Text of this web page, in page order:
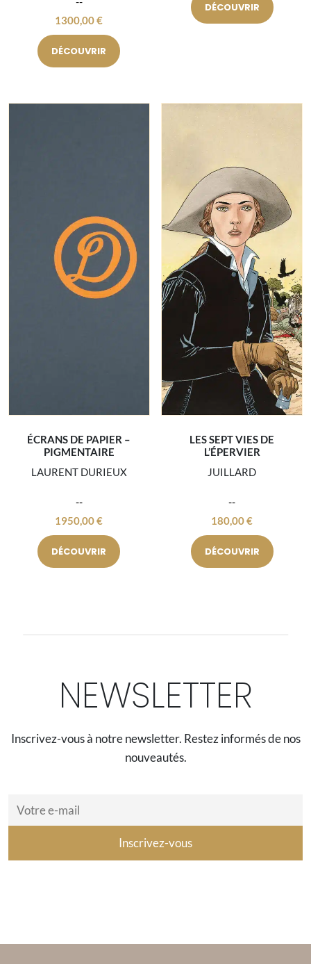
1300,00€
DÉCOUVRIR
DÉCOUVRIR
ÉCRANS DE PAPIER –
PIGMENTAIRE
1950,00€
LAURENT DURIEUX
DÉCOUVRIR
LES SEPT VIES DE
L’ÉPERVIER
180,00€
JUILLARD
DÉCOUVRIR
NEWSLETTER
Inscrivez-vous à notre newsletter. Restez informés de nos
nouveautés.